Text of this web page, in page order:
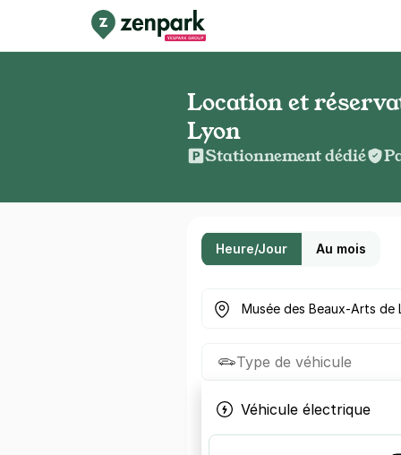
Location et
Lyon
Stationnement dédié
Heure/Jour Au mois
Où cherchez-vous un parking
Type de véhicule
Véhicule électrique